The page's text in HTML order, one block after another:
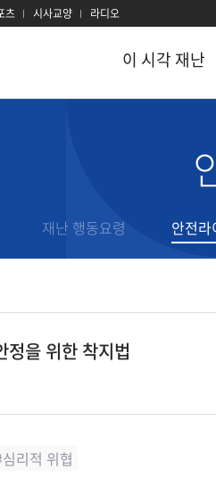
츠 시사교양 라디오
이 시각 재난
이 시각 현장
재난문자
과거 재난기록
재난 행동요령 안전
정을 위한 착지법
심리적 위협